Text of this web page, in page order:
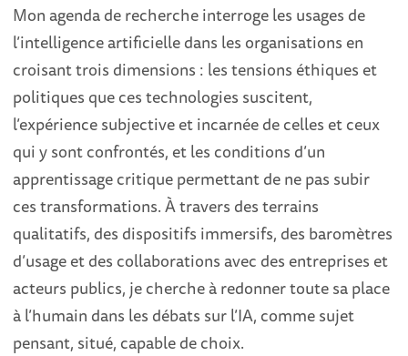
Mon agenda de recherche interroge les usages de
l’intelligence artificielle dans les organisations en
croisant trois dimensions : les tensions éthiques et
politiques que ces technologies suscitent,
l’expérience subjective et incarnée de celles et ceux
qui y sont confrontés, et les conditions d’un
apprentissage critique permettant de ne pas subir
ces transformations. À travers des terrains
qualitatifs, des dispositifs immersifs, des baromètres
d’usage et des collaborations avec des entreprises et
acteurs publics, je cherche à redonner toute sa place
à l’humain dans les débats sur l’IA, comme sujet
pensant, situé, capable de choix.